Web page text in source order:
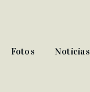
Fotos Noticias